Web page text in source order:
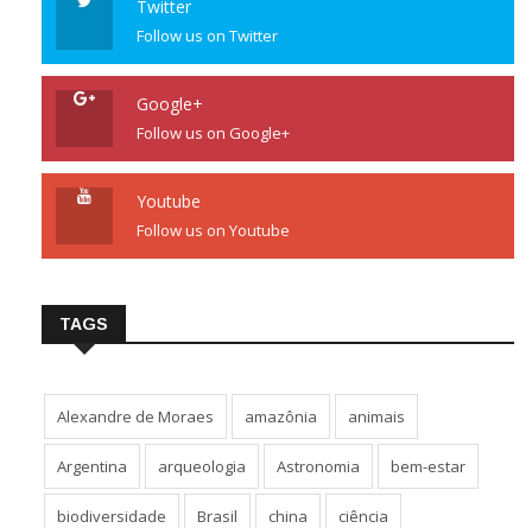
Twitter
Follow us on Twitter
Google+
Follow us on Google+
Youtube
Follow us on Youtube
TAGS
Alexandre de Moraes amazônia animais
Argentina arqueologia Astronomia bem-estar
biodiversidade Brasil china ciência